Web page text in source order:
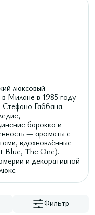
люксовый
Милане в 1985 году
Габбана.
барокко и
— ароматы с
вдохновлённые
Blue, The One).
и декоративной
Фильтр